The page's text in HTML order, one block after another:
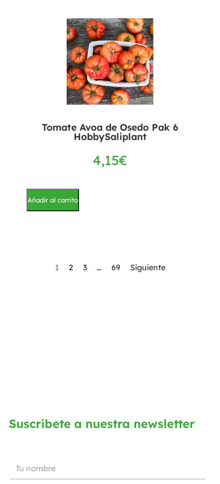
Tomate Avoa de Osedo Pak 6
HobbySaliplant
4,15€
Añadir al carrito
1 2 3 … 69 Siguiente
Suscríbete a nuestra newsletter